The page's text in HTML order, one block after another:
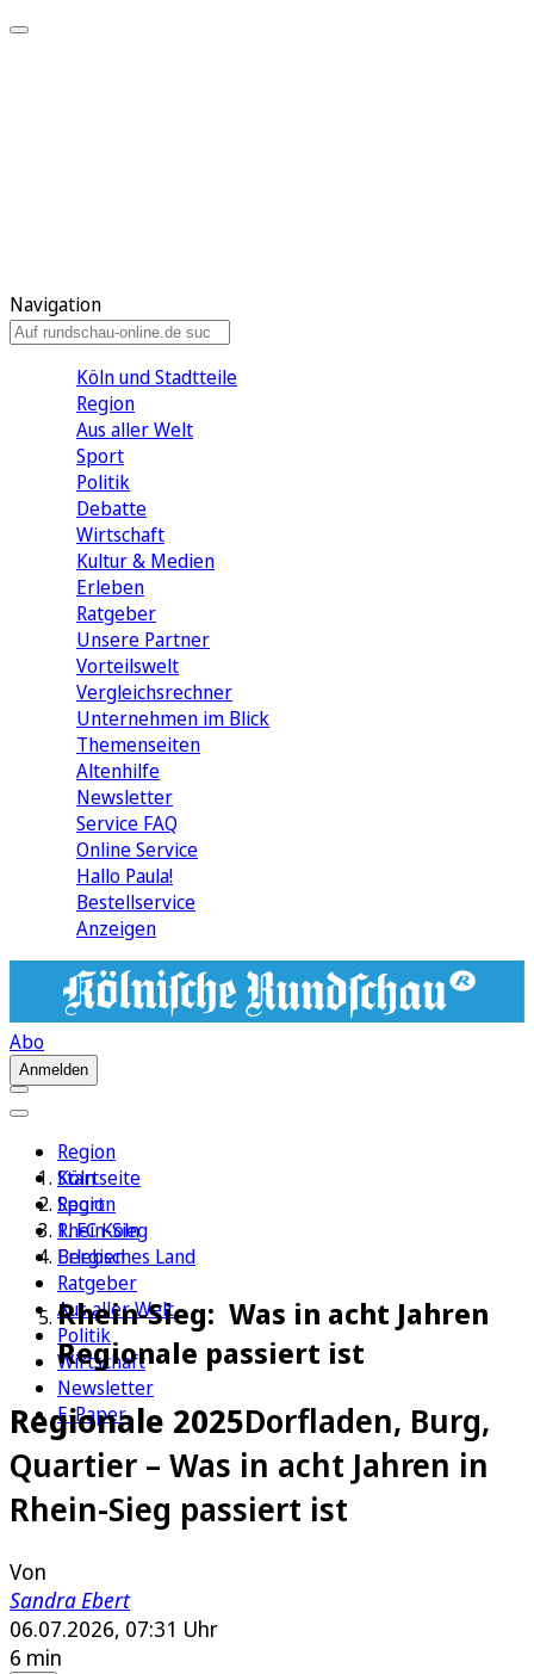
Navigation
Köln und Stadtteile
Region
Aus aller Welt
Sport
Politik
Debatte
Wirtschaft
Kultur & Medien
Erleben
Ratgeber
Unsere Partner
Vorteilswelt
Vergleichsrechner
Unternehmen im Blick
Themenseiten
Altenhilfe
Newsletter
Service FAQ
Online Service
Hallo Paula!
Bestellservice
Anzeigen
Abo
Anmelden
Region
Köln
Sport
1. FC Köln
Erleben
Ratgeber
Aus aller Welt
Politik
Wirtschaft
Newsletter
E-Paper
Startseite
Region
Rhein-Sieg
Bergisches Land
Rhein-Sieg: Was in acht Jahren
Regionale passiert ist
Regionale 2025Dorfladen, Burg,
Quartier – Was in acht Jahren in
Rhein-Sieg passiert ist
Von
Sandra Ebert
06.07.2026, 07:31 Uhr
6 min